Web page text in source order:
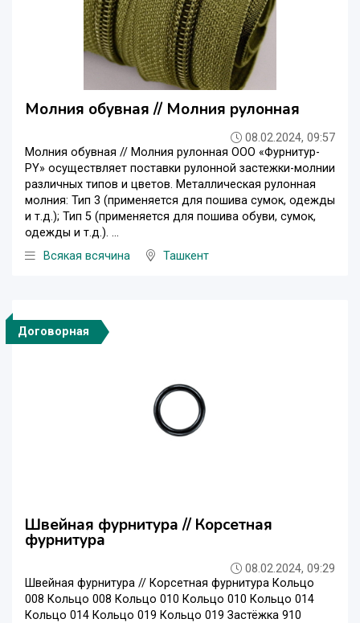
Молния обувная // Молния рулонная
08.02.2024, 09:57
Молния обувная // Молния рулонная ООО «Фурнитур-
РY» осуществляет поставки рулонной застежки-молнии
различных типов и цветов. Металлическая рулонная
молния: Тип 3 (применяется для пошива сумок, одежды
и т.д.); Тип 5 (применяется для пошива обуви, сумок,
одежды и т.д.). ...
Всякая всячина
Ташкент
Договорная
Швейная фурнитура // Корсетная
фурнитура
08.02.2024, 09:29
Швейная фурнитура // Корсетная фурнитура Кольцо
008 Кольцо 008 Кольцо 010 Кольцо 010 Кольцо 014
Кольцо 014 Кольцо 019 Кольцо 019 Застёжка 910